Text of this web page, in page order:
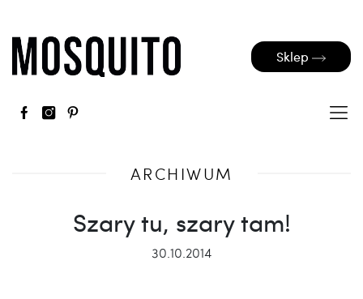
Sklep
ARCHIWUM
Szary tu, szary tam!
30.10.2014